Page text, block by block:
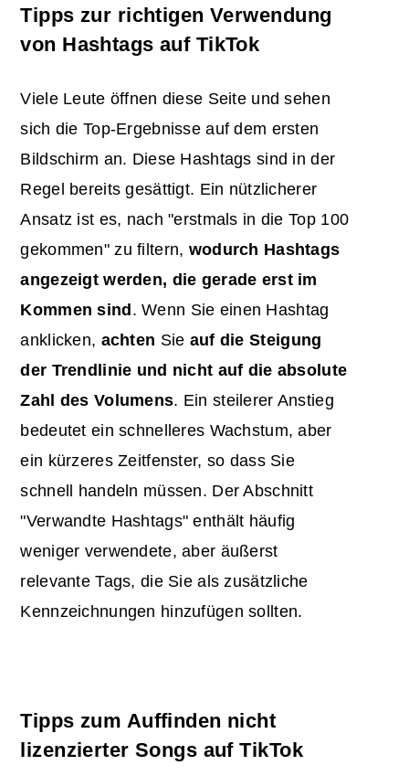
Tipps zur richtigen Verwendung
von Hashtags auf TikTok
Viele Leute öffnen diese Seite und sehen
sich die Top-Ergebnisse auf dem ersten
Bildschirm an. Diese Hashtags sind in der
Regel bereits gesättigt. Ein nützlicherer
Ansatz ist es, nach "erstmals in die Top 100
gekommen" zu filtern, wodurch Hashtags
angezeigt werden, die gerade erst im
Kommen sind. Wenn Sie einen Hashtag
anklicken, achten Sie auf die Steigung
der Trendlinie und nicht auf die absolute
Zahl des Volumens. Ein steilerer Anstieg
bedeutet ein schnelleres Wachstum, aber
ein kürzeres Zeitfenster, so dass Sie
schnell handeln müssen. Der Abschnitt
"Verwandte Hashtags" enthält häufig
weniger verwendete, aber äußerst
relevante Tags, die Sie als zusätzliche
Kennzeichnungen hinzufügen sollten.
Tipps zum Auffinden nicht
lizenzierter Songs auf TikTok